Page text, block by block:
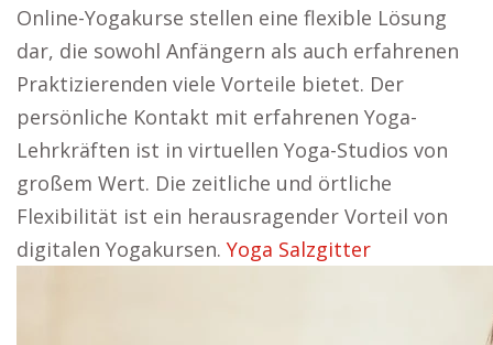
Online-Yogakurse stellen eine flexible Lösung
dar, die sowohl Anfängern als auch erfahrenen
Praktizierenden viele Vorteile bietet. Der
persönliche Kontakt mit erfahrenen Yoga-
Lehrkräften ist in virtuellen Yoga-Studios von
großem Wert. Die zeitliche und örtliche
Flexibilität ist ein herausragender Vorteil von
digitalen Yogakursen. Yoga Salzgitter